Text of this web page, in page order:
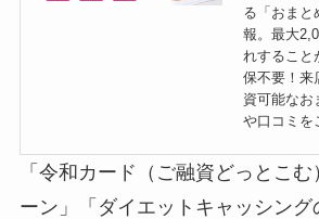
る「おまと
報。最大
れすること
保不要！来
資可能なお
や口コミを
「令和カード（ご融資どっとこ
ーン」「ダイエットキャッシング